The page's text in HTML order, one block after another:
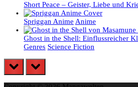
Short Peace – Geister, Liebe und
Spriggan Anime Anime
Ghost in the Shell: Einflussreicher
Genres Science Fiction
prev next